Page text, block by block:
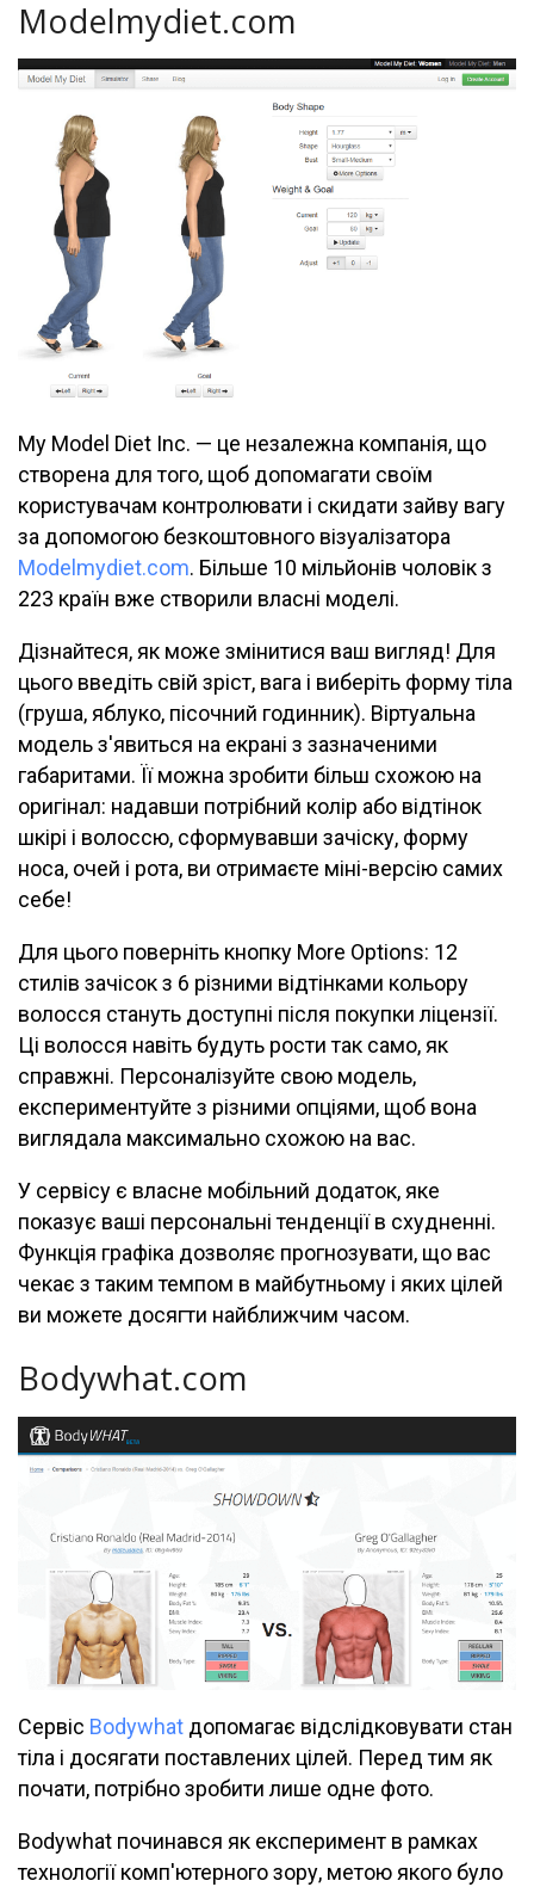
Modelmydiet.com
My Model Diet Inc. — це незалежна компанія, що
створена для того, щоб допомагати своїм
користувачам контролювати і скидати зайву вагу
за допомогою безкоштовного візуалізатора
Modelmydiet.com. Більше 10 мільйонів чоловік з
223 країн вже створили власні моделі.
Дізнайтеся, як може змінитися ваш вигляд! Для
цього введіть свій зріст, вага і виберіть форму тіла
(груша, яблуко, пісочний годинник). Віртуальна
модель з'явиться на екрані з зазначеними
габаритами. Її можна зробити більш схожою на
оригінал: надавши потрібний колір або відтінок
шкірі і волоссю, сформувавши зачіску, форму
носа, очей і рота, ви отримаєте міні-версію самих
себе!
Для цього поверніть кнопку More Options: 12
стилів зачісок з 6 різними відтінками кольору
волосся стануть доступні після покупки ліцензії.
Ці волосся навіть будуть рости так само, як
справжні. Персоналізуйте свою модель,
експериментуйте з різними опціями, щоб вона
виглядала максимально схожою на вас.
У сервісу є власне мобільний додаток, яке
показує ваші персональні тенденції в схудненні.
Функція графіка дозволяє прогнозувати, що вас
чекає з таким темпом в майбутньому і яких цілей
ви можете досягти найближчим часом.
Bodywhat.com
Сервіс Bodywhat допомагає відслідковувати стан
тіла і досягати поставлених цілей. Перед тим як
почати, потрібно зробити лише одне фото.
Bodywhat починався як експеримент в рамках
технології комп'ютерного зору, метою якого було